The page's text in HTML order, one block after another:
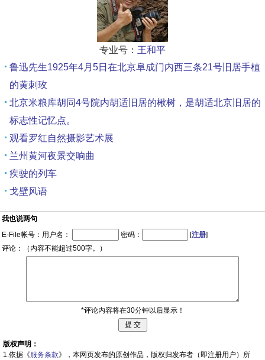
专业号： 王和平
鲁迅先生1925年4月5日在北京阜成门内西三条21号旧居手植
的黄刺玫
北京米粮库胡同4号院内胡适旧居的楸树，是胡适北京旧居的
标志性记忆点。
观看罗红自然摄影艺术展
兰州黄河夜景交响曲
疾驶的列车
戈壁风语
我也说两句
E-File帐号：用户名：
密码： [注册]
评论：（内容不能超过500字。）
*评论内容将在30分钟以后显示！
版权声明：
1.依据《服务条款》，本网页发布的原创作品，版权归发布者（即注册用户）所